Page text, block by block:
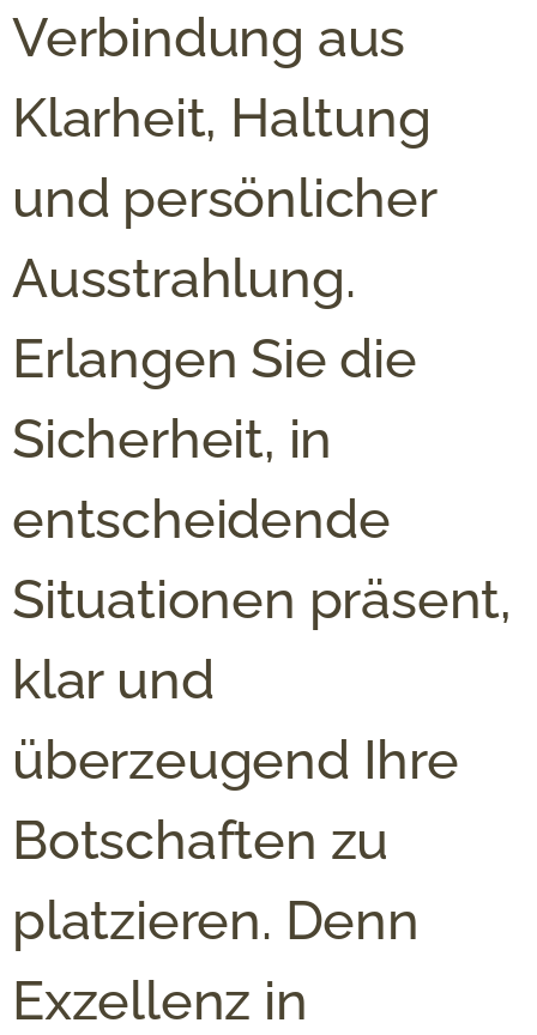
Verbindung aus
Klarheit, Haltung
und persönlicher
Ausstrahlung.
Erlangen Sie die
Sicherheit, in
entscheidende
Situationen präsent,
klar und
überzeugend Ihre
Botschaften zu
platzieren. Denn
Exzellenz in